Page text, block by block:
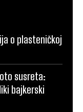
o plasteničkoj
susreta:
bajkerski